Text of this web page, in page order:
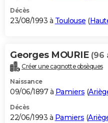
Décès
23/08/1993 à Toulouse (
Georges MOURIE (96
Créer une cagnotte obsèques
Naissance
09/06/1897 à Pamiers (
Décès
22/06/1993 à Pamiers (